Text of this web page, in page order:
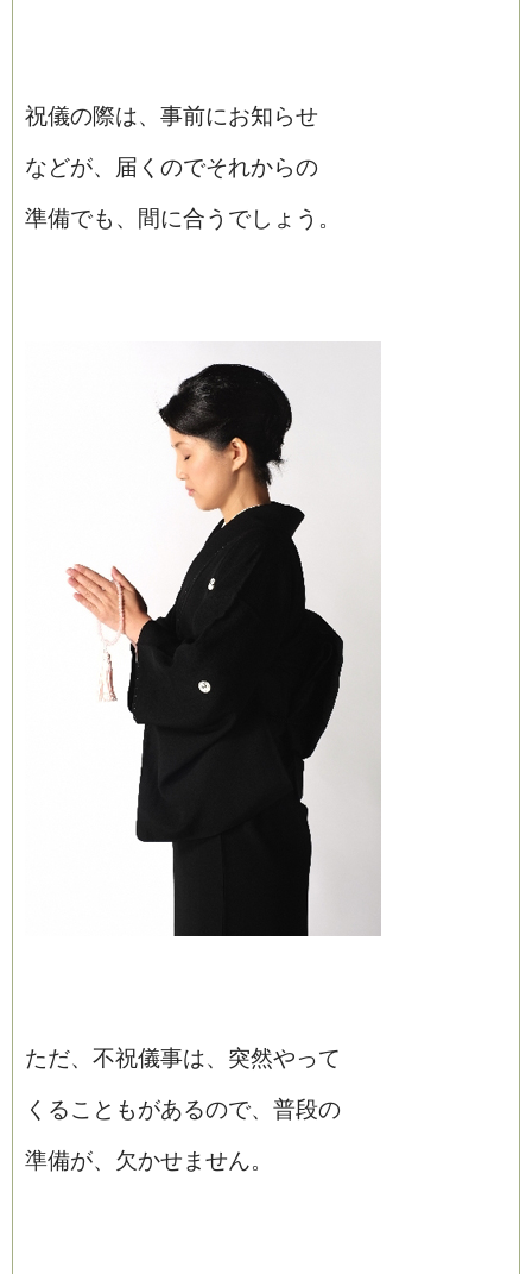
祝儀の際は、事前にお知らせ
などが、届くのでそれからの
準備でも、間に合うでしょう。
ただ、不祝儀事は、突然やって
くることもがあるので、普段の
準備が、欠かせません。